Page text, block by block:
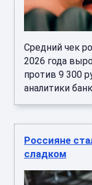
Средний чек
2026 года
против 9 300
аналитики
Россияне
сладком